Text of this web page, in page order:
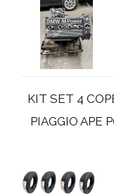
KIT SET 4
PIAGGIO APE